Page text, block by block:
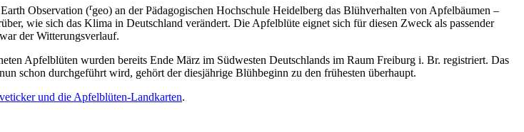
Observation (rgeo) an der Pädagogischen Hochschule Heidelberg das Blühverhalten von Apfelbäumen –
wie sich das Klima in Deutschland verändert. Die Apfelblüte eignet sich für diesen Zweck als passender
der Witterungsverlauf.
Apfelblüten wurden bereits Ende März im Südwesten Deutschlands im Raum Freiburg i. Br. registriert. Das
schon durchgeführt wird, gehört der diesjährige Blühbeginn zu den frühesten überhaupt.
und die Apfelblüten-Landkarten.